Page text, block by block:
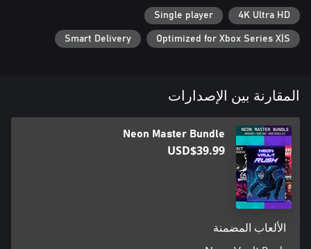
4K Ultra HD
Single player
Optimized for Xbox Series X|S
Smart Delivery
المقارنة بين الإصدارات
Neon Master Bundle
USD$39.99
الألعاب المضمنة